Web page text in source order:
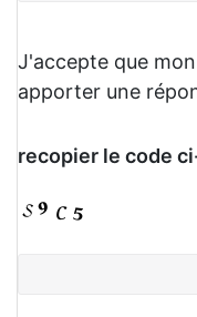
J'accepte que
apporter une
recopier le code